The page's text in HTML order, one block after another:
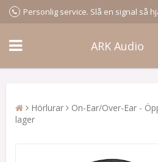
Personlig service. Slå en signal så
ARK Audio
Hörlurar On-Ear/Over-Ear -
lager